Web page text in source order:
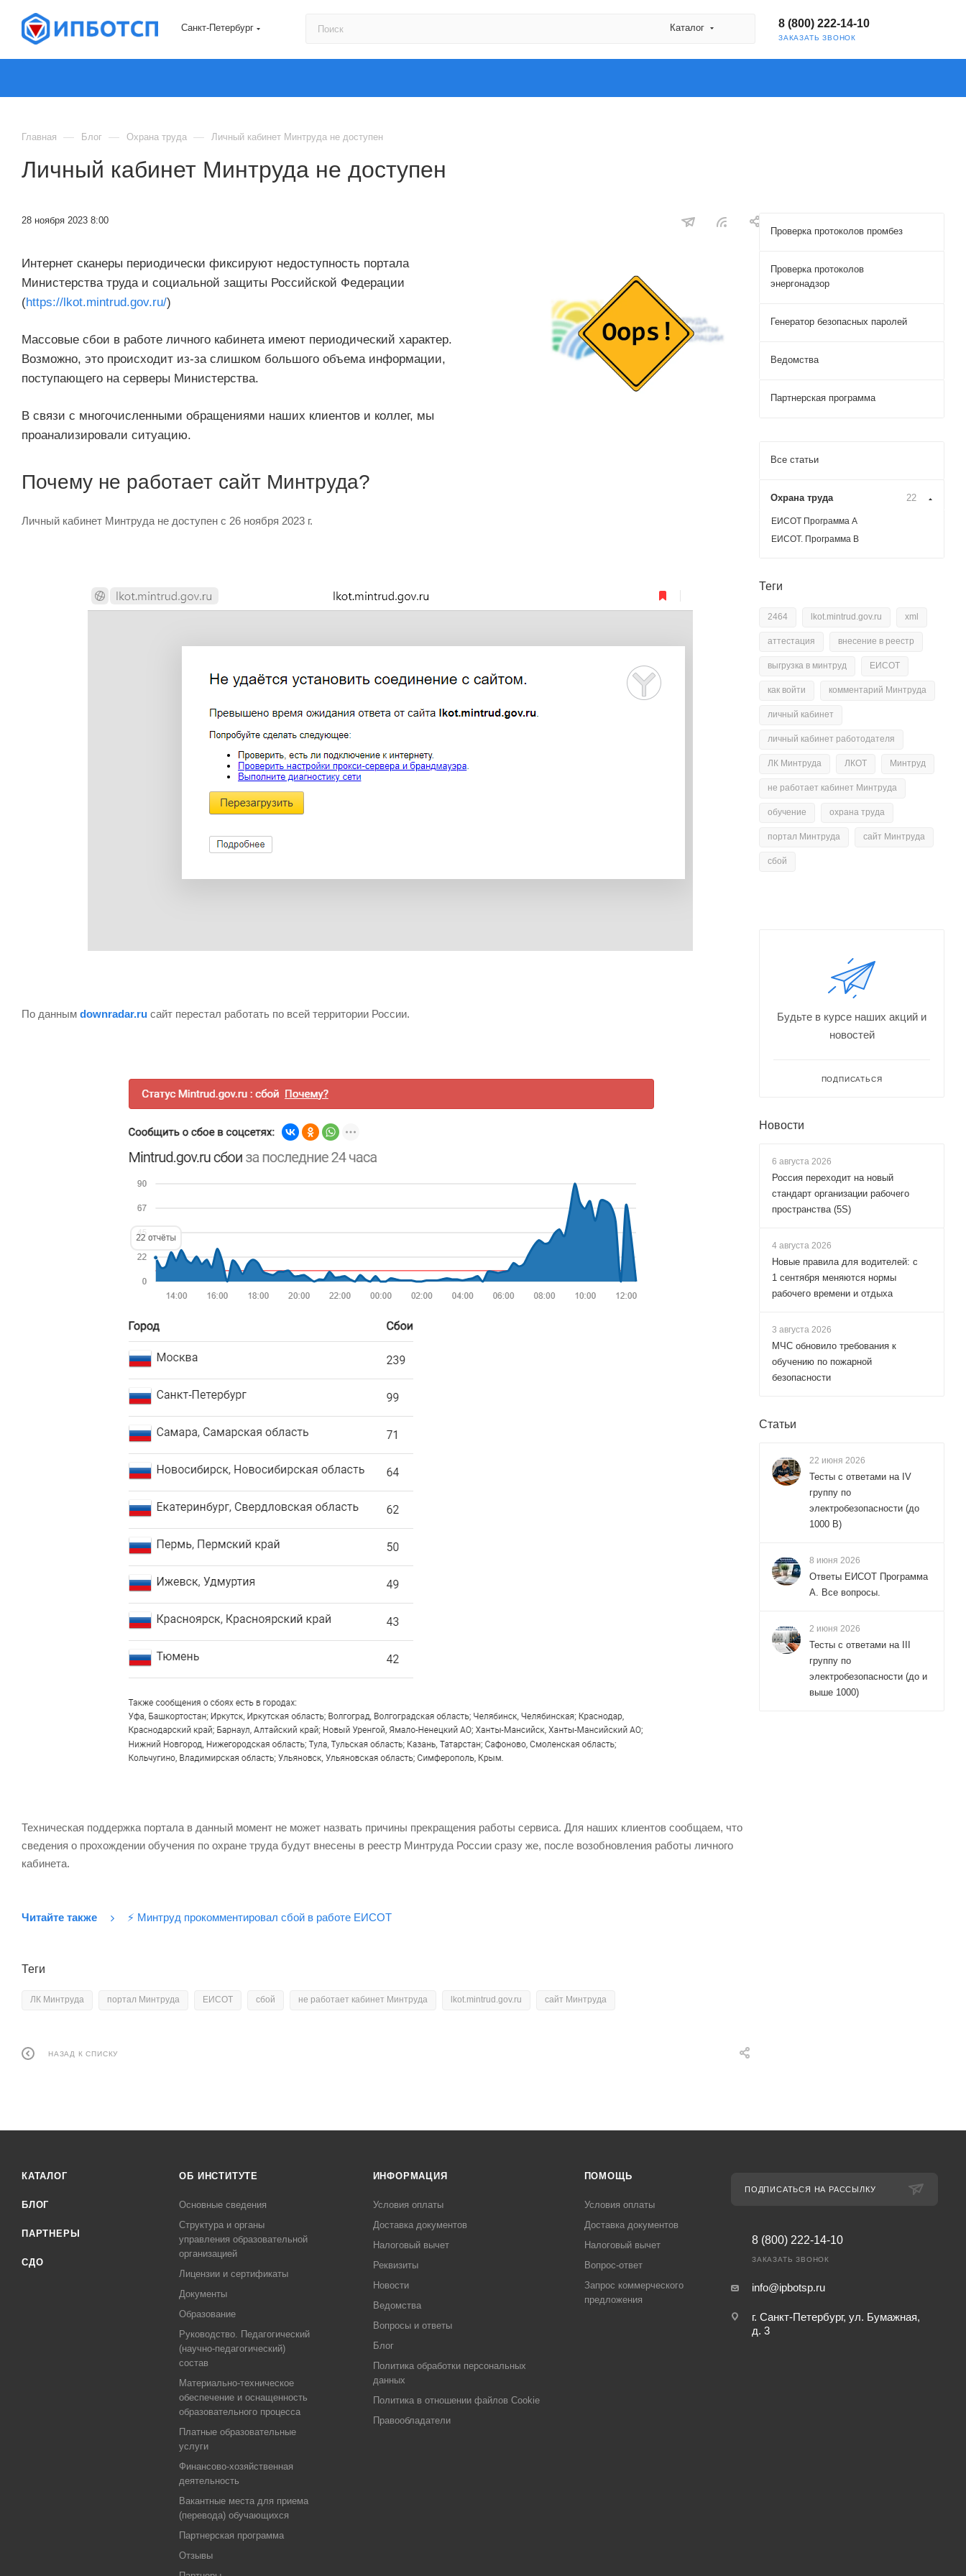
Санкт-Петербург Каталог 8 (800) 222-14-10
ЗАКАЗАТЬ ЗВОНОК
Главная — Блог — Охрана труда — Личный кабинет Минтруда не доступен
Личный кабинет Минтруда не доступен
28 ноября 2023 8:00
Интернет сканеры периодически фиксируют недоступность портала
Министерства труда и социальной защиты Российской Федерации
(https://lkot.mintrud.gov.ru/)
Массовые сбои в работе личного кабинета имеют периодический характер.
Возможно, это происходит из-за слишком большого объема информации,
поступающего на серверы Министерства.
В связи с многочисленными обращениями наших клиентов и коллег, мы
проанализировали ситуацию.
Почему не работает сайт Минтруда?
Личный кабинет Минтруда не доступен с 26 ноября 2023 г.
По данным downradar.ru сайт перестал работать по всей территории России.
Техническая поддержка портала в данный момент не может назвать причины прекращения работы сервиса. Для наших клиентов сообщаем, что
сведения о прохождении обучения по охране труда будут внесены в реестр Минтруда России сразу же, после возобновления работы личного
кабинета.
Читайте также ⚡️ Минтруд прокомментировал сбой в работе ЕИСОТ
Теги
ЛК Минтруда портал Минтруда ЕИСОТ сбой не работает кабинет Минтруда lkot.mintrud.gov.ru сайт Минтруда
НАЗАД К СПИСКУ
Проверка протоколов промбез
Проверка протоколов
энергонадзор
Генератор безопасных паролей
Ведомства
Партнерская программа
Все статьи
Охрана труда 22
ЕИСОТ Программа А
ЕИСОТ. Программа В
Теги
2464 lkot.mintrud.gov.ru xml
аттестация внесение в реестр
выгрузка в минтруд ЕИСОТ
как войти комментарий Минтруда
личный кабинет
личный кабинет работодателя
ЛК Минтруда ЛКОТ Минтруд
не работает кабинет Минтруда
обучение охрана труда
портал Минтруда сайт Минтруда
сбой
Будьте в курсе наших акций и
новостей
ПОДПИСАТЬСЯ
Новости
6 августа 2026
Россия переходит на новый
стандарт организации рабочего
пространства (5S)
4 августа 2026
Новые правила для водителей: с
1 сентября меняются нормы
рабочего времени и отдыха
3 августа 2026
МЧС обновило требования к
обучению по пожарной
безопасности
Статьи
22 июня 2026
Тесты с ответами на IV
группу по
электробезопасности (до
1000 В)
8 июня 2026
Ответы ЕИСОТ Программа
А. Все вопросы.
2 июня 2026
Тесты с ответами на III
группу по
электробезопасности (до и
выше 1000)
КАТАЛОГ
БЛОГ
ПАРТНЕРЫ
СДО
ОБ ИНСТИТУТЕ
Основные сведения
Структура и органы
управления образовательной
организацией
Лицензии и сертификаты
Документы
Образование
Руководство. Педагогический
(научно-педагогический)
состав
Материально-техническое
обеспечение и оснащенность
образовательного процесса
Платные образовательные
услуги
Финансово-хозяйственная
деятельность
Вакантные места для приема
(перевода) обучающихся
Партнерская программа
Отзывы
ИНФОРМАЦИЯ
Условия оплаты
Доставка документов
Налоговый вычет
Реквизиты
Новости
Ведомства
Вопросы и ответы
Блог
Политика обработки персональных
данных
Политика в отношении файлов Cookie
Правообладатели
ПОМОЩЬ
Условия оплаты
Доставка документов
Налоговый вычет
Вопрос-ответ
Запрос коммерческого
предложения
ПОДПИСАТЬСЯ НА РАССЫЛКУ
8 (800) 222-14-10
ЗАКАЗАТЬ ЗВОНОК
info@ipbotsp.ru
г. Санкт-Петербург, ул. Бумажная,
д. 3